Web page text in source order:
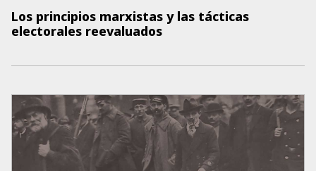
Los principios marxistas y las tácticas
electorales reevaluados